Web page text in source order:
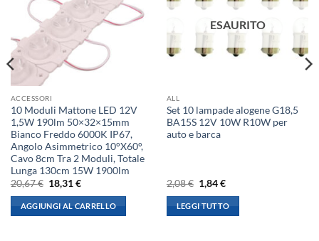
ACCESSORI
10 Moduli Mattone LED 12V
1,5W 190lm 50×32×15mm
Bianco Freddo 6000K IP67,
Angolo Asimmetrico 10°X60°,
Cavo 8cm Tra 2 Moduli, Totale
Lunga 130cm 15W 1900lm
20,67€ Il
prezzo
originale
era:
20,67 €.
18,31€Il
attuale
è:
18,31 €.
AGGIUNGI AL CARRELLO
ESAURITO
ALL
Set 10 lampade alogene G18,5
BA15S 12V 10W R10W per
auto e barca
2,08€ Il
prezzo
originale
era:
2,08 €.
1,84€Il
attuale
è:
1,84 €.
LEGGI TUTTO